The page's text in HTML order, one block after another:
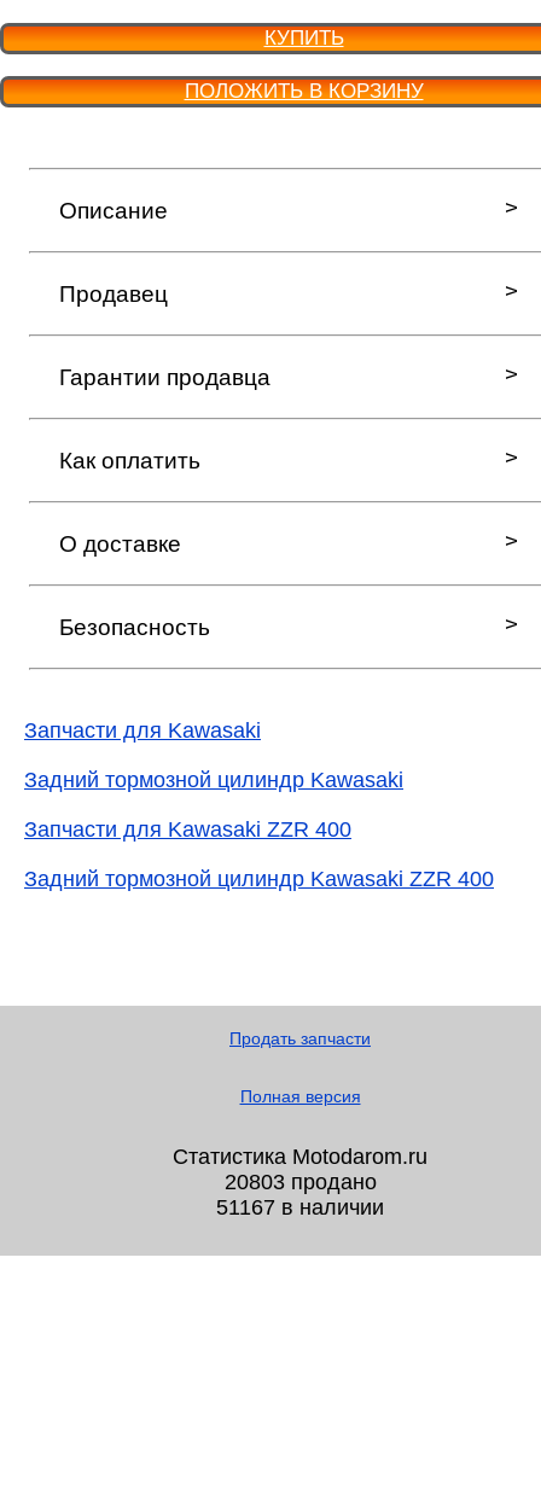
КУПИТЬ
ПОЛОЖИТЬ В КОРЗИНУ
Описание
Продавец
Гарантии продавца
Как оплатить
О доставке
Безопасность
Запчасти для Kawasaki
Задний тормозной цилиндр Kawasaki
Запчасти для Kawasaki ZZR 400
Задний тормозной цилиндр Kawasaki ZZR 400
Продать запчасти
Полная версия
Статистика Motodarom.ru
20803 продано
51167 в наличии